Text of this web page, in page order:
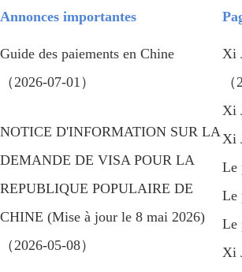
Annonces importantes
Guide des paiements en Chine
（2026-07-01）
NOTICE D'INFORMATION SUR LA
DEMANDE DE VISA POUR LA
REPUBLIQUE POPULAIRE DE
CHINE (Mise à jour le 8 mai 2026)
（2026-05-08）
Xi
Xi
Xi
Le
Le
Le
Xi